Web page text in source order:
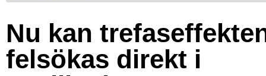
Nu kan
felsökas direkt i